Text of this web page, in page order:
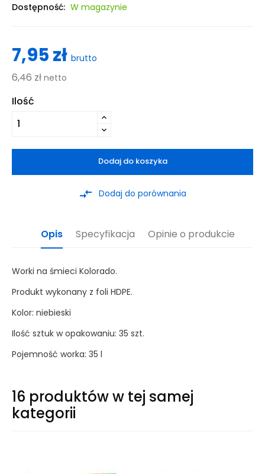
Dostępność: W magazynie
7,95 zł brutto
6,46 zł netto
Ilość
Dodaj do koszyka
compare_arrows Dodaj do porównania
Opis Specyfikacja Opinie o produkcie
Worki na śmieci Kolorado.
Produkt wykonany z foli HDPE.
Kolor: niebieski
Ilość sztuk w opakowaniu: 35 szt.
Pojemność worka: 35 l
16 produktów w tej samej
kategorii